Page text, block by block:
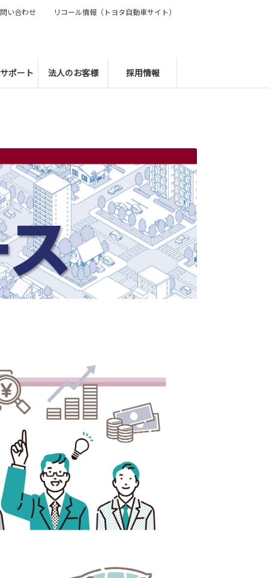
ポート 法人のお客様 採用情報
い合わせ リコール情報（トヨタ自動車サイト）